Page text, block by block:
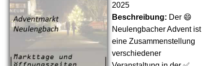
2025
Beschreibung: Der 😄
Neulengbacher Advent ist
eine Zusammenstellung
verschiedener